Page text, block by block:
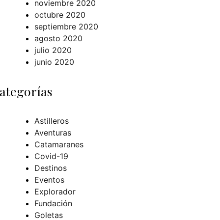
noviembre 2020
octubre 2020
septiembre 2020
agosto 2020
julio 2020
junio 2020
Astilleros
Aventuras
Catamaranes
Covid-19
Destinos
Eventos
Explorador
Fundación
Goletas